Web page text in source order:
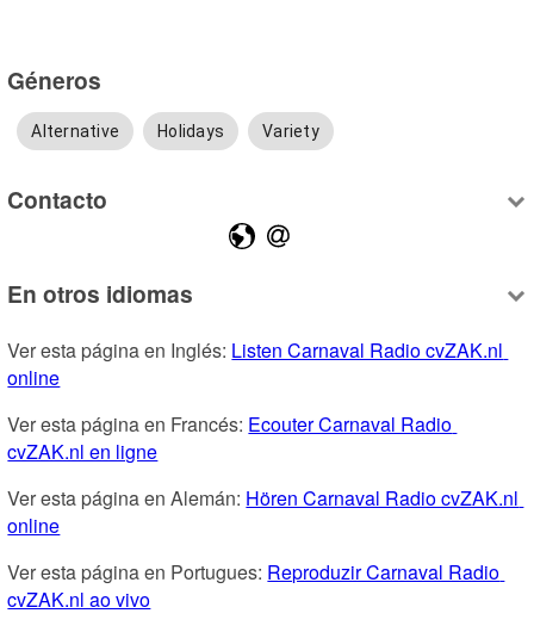
Géneros
Alternative Holidays Variety
Contacto
En otros idiomas
Ver esta página en Inglés: Listen Carnaval Radio cvZAK.nl
online
Ver esta página en Francés: Ecouter Carnaval Radio
cvZAK.nl en ligne
Ver esta página en Alemán: Hören Carnaval Radio cvZAK.nl
online
Ver esta página en Portugues: Reproduzir Carnaval Radio
cvZAK.nl ao vivo